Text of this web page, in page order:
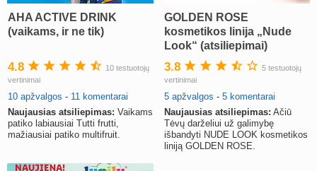
AHA ACTIVE DRINK
(vaikams, ir ne tik)
4.8
10 testuotojų
vertinimai
10 apžvalgos - 11 komentarai
Naujausias atsiliepimas: Vaikams
patiko labiausiai Tutti frutti,
mažiausiai patiko multifruit.
GOLDEN ROSE
kosmetikos linija „Nude
Look“ (atsiliepimai)
3.8
5 testuotojų
vertinimai
5 apžvalgos - 5 komentarai
Naujausias atsiliepimas: Ačiū
Tėvų darželiui už galimybę
išbandyti NUDE LOOK kosmetikos
liniją GOLDEN ROSE.